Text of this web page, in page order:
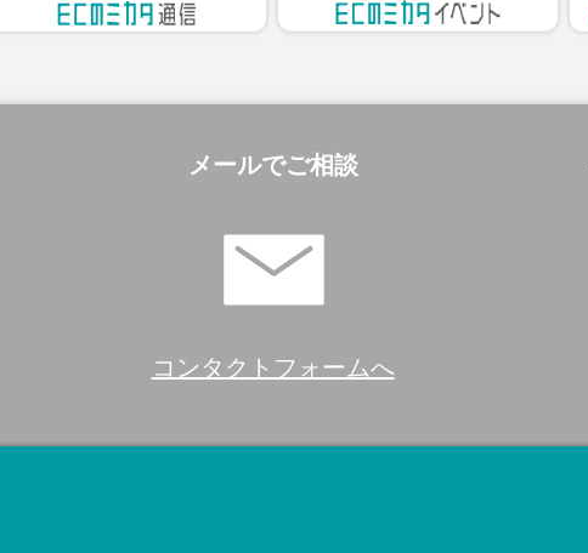
メールでご相談
コンタクトフォームへ